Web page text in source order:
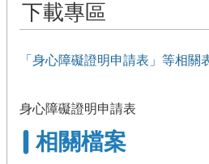
下載專區
「身心障礙證明申請表」等相關
身心障礙證明申請表
相關檔案